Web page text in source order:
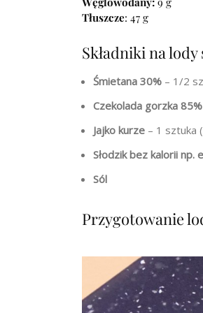
Tłuszcze: 47 g
Składniki na
Śmietana 30% – 1/2
Czekolada gorzka 85%
Jajko kurze – 1 sztuka
Słodzik bez kalorii np.
Sól
Przygotowanie